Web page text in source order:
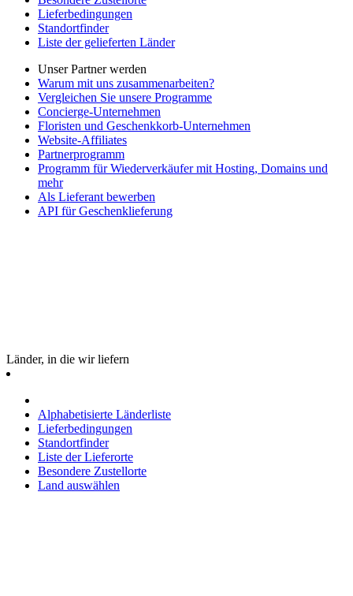
Lieferbedingungen
Standortfinder
Liste der gelieferten Länder
Unser Partner werden
Warum mit uns zusammenarbeiten?
Vergleichen Sie unsere Programme
Concierge-Unternehmen
Floristen und Geschenkkorb-Unternehmen
Website-Affiliates
Partnerprogramm
Programm für Wiederverkäufer mit Hosting, Domains und
mehr
Als Lieferant bewerben
API für Geschenklieferung
Länder, in die wir liefern
Alphabetisierte Länderliste
Lieferbedingungen
Standortfinder
Liste der Lieferorte
Besondere Zustellorte
Land auswählen